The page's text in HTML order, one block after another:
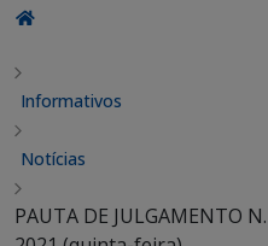
Informativos
Notícias
PAUTA DE JULGAMENTO